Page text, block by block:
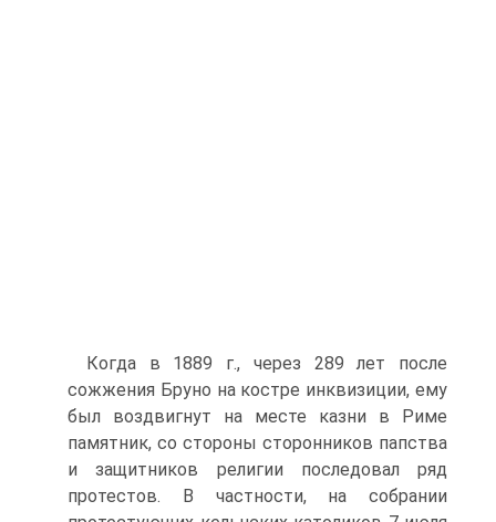
Когда в 1889 г., через 289 лет после
сожжения Бруно на костре инквизиции, ему
был воздвигнут на месте казни в Риме
памятник, со стороны сторонников папства
и защитников религии последовал ряд
протестов. В частности, на собрании